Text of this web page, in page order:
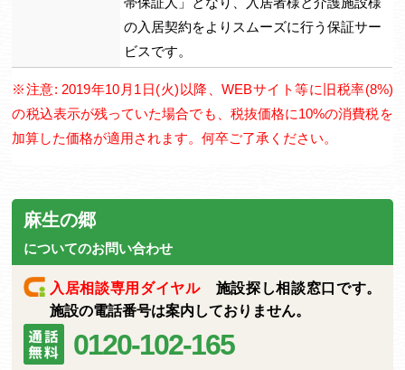
の入居契約をよりスムーズに行う保証サー
ビスです。
※注意: 2019年10月1日(火)以降、WEBサイト等に旧税率(8%)
の税込表示が残っていた場合でも、税抜価格に10%の消費税を
加算した価格が適用されます。何卒ご了承ください。
麻生の郷
についてのお問い合わせ
入居相談専用ダイヤル施設探し相談窓口です。
施設の電話番号は案内しておりません。
0120-102-165